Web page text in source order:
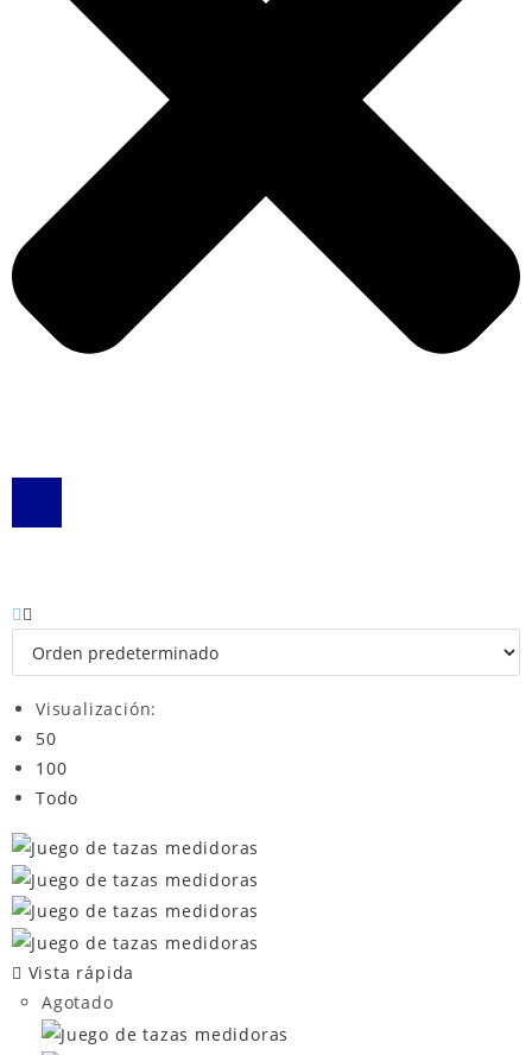
Visualización:
50
100
Todo
Vista rápida
Agotado